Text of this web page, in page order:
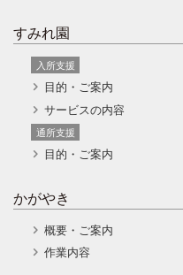
すみれ園
入所支援
目的・ご案内
サービスの内容
通所支援
目的・ご案内
かがやき
概要・ご案内
作業内容